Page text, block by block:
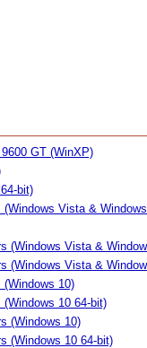
GT (WinXP)
bit)
Vista &
(Windows Vista &
(Windows Vista &
10)
10 64-bit)
(Windows 10)
(Windows 10 64-bit)